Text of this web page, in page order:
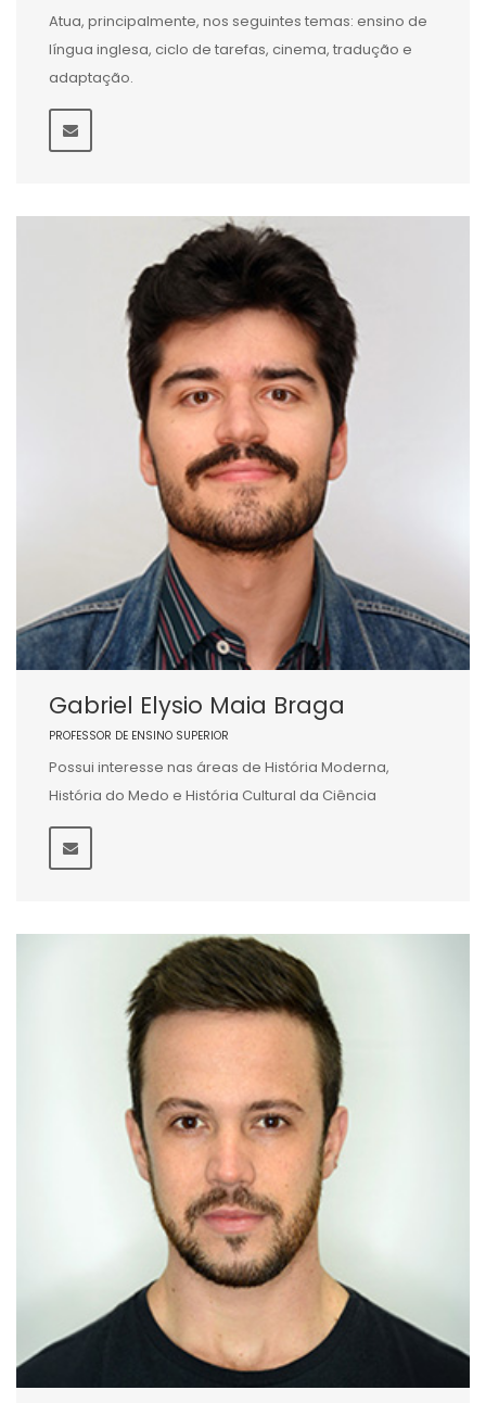
Atua, principalmente, nos seguintes temas: ensino de
língua inglesa, ciclo de tarefas, cinema, tradução e
adaptação.
Gabriel Elysio Maia Braga
PROFESSOR DE ENSINO SUPERIOR
Possui interesse nas áreas de História Moderna,
História do Medo e História Cultural da Ciência